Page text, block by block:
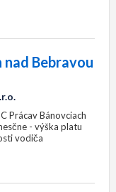
Bebravou
Prácav Bánovciach
- výška platu
vodiča